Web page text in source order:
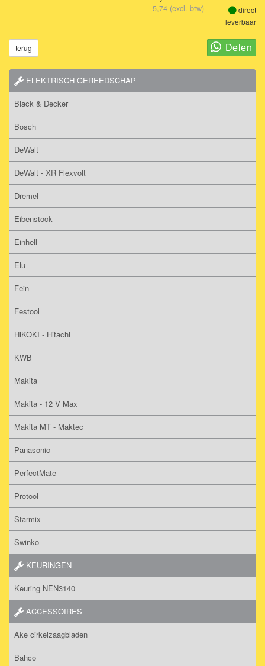
5,74 (excl. btw)
direct
leverbaar
terug
ELEKTRISCH GEREEDSCHAP
Black & Decker
Bosch
DeWalt
DeWalt - XR Flexvolt
Dremel
Eibenstock
Einhell
Elu
Fein
Festool
HiKOKI - Hitachi
KWB
Makita
Makita - 12 V Max
Makita MT - Maktec
Panasonic
PerfectMate
Protool
Starmix
Swinko
KEURINGEN
Keuring NEN3140
ACCESSOIRES
Ake cirkelzaagbladen
Bahco